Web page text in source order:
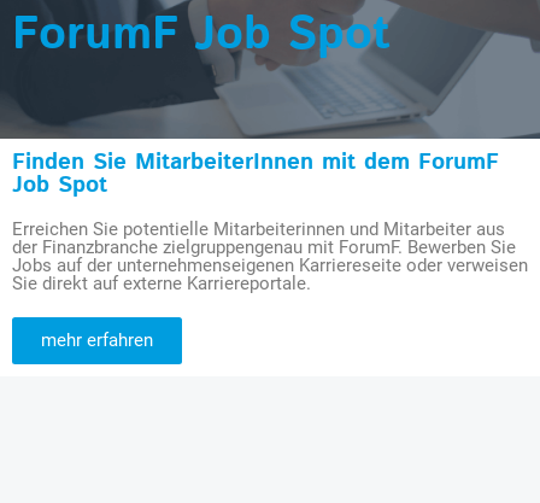
ForumF Job Spot
Finden Sie MitarbeiterInnen mit dem ForumF
Job Spot
Erreichen Sie potentielle Mitarbeiterinnen und Mitarbeiter aus
der Finanzbranche zielgruppengenau mit ForumF. Bewerben Sie
Jobs auf der unternehmenseigenen Karriereseite oder verweisen
Sie direkt auf externe Karriereportale.
mehr erfahren